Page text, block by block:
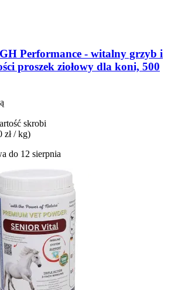
Performance -​ witalny grzyb i
proszek ziołowy dla koni, 500
skrobi
zł / kg)
do 12 sierpnia